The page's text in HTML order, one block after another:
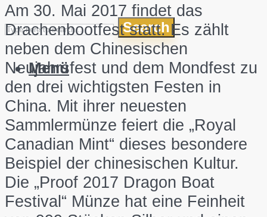
Search
Menü
Am 30. Mai 2017 findet das
Drachenbootfest statt. Es zählt
neben dem Chinesischen
Neujahrsfest und dem Mondfest zu
den drei wichtigsten Festen in
China. Mit ihrer neuesten
Sammlermünze feiert die „Royal
Canadian Mint“ dieses besondere
Beispiel der chinesischen Kultur.
Die „Proof 2017 Dragon Boat
Festival“ Münze hat eine Feinheit